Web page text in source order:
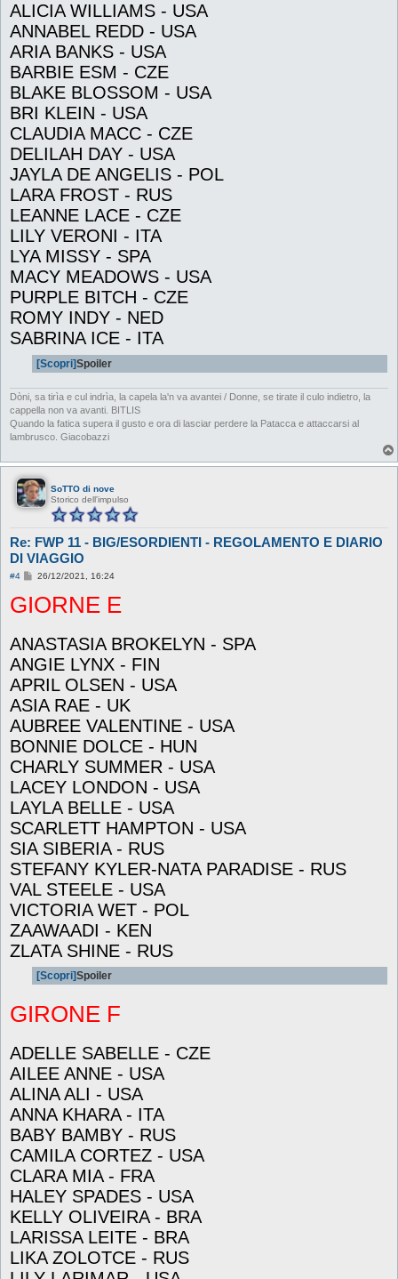
ALICIA WILLIAMS - USA
ANNABEL REDD - USA
ARIA BANKS - USA
BARBIE ESM - CZE
BLAKE BLOSSOM - USA
BRI KLEIN - USA
CLAUDIA MACC - CZE
DELILAH DAY - USA
JAYLA DE ANGELIS - POL
LARA FROST - RUS
LEANNE LACE - CZE
LILY VERONI - ITA
LYA MISSY - SPA
MACY MEADOWS - USA
PURPLE BITCH - CZE
ROMY INDY - NED
SABRINA ICE - ITA
[Scopri]Spoiler
Dòni, sa tirìa e cul indrìa, la capela la'n va avantei / Donne, se tirate il culo indietro, la
cappella non va avanti. BITLIS
Quando la fatica supera il gusto e ora di lasciar perdere la Patacca e attaccarsi al
lambrusco. Giacobazzi
SoTTO di nove
Storico dell'impulso
Re: FWP 11 - BIG/ESORDIENTI - REGOLAMENTO E DIARIO
DI VIAGGIO
#4
M
s
s
g
i
o
26/12/2021, 16:24
GIORNE E
ANASTASIA BROKELYN - SPA
ANGIE LYNX - FIN
APRIL OLSEN - USA
ASIA RAE - UK
AUBREE VALENTINE - USA
BONNIE DOLCE - HUN
CHARLY SUMMER - USA
LACEY LONDON - USA
LAYLA BELLE - USA
SCARLETT HAMPTON - USA
SIA SIBERIA - RUS
STEFANY KYLER-NATA PARADISE - RUS
VAL STEELE - USA
VICTORIA WET - POL
ZAAWAADI - KEN
ZLATA SHINE - RUS
[Scopri]Spoiler
GIRONE F
ADELLE SABELLE - CZE
AILEE ANNE - USA
ALINA ALI - USA
ANNA KHARA - ITA
BABY BAMBY - RUS
CAMILA CORTEZ - USA
CLARA MIA - FRA
HALEY SPADES - USA
KELLY OLIVEIRA - BRA
LARISSA LEITE - BRA
LIKA ZOLOTCE - RUS